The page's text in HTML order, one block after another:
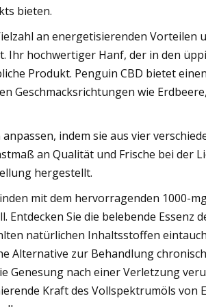
bieten.
an energetisierenden Vorteilen
Ihr hochwertiger Hanf, der in den
Produkt. Penguin CBD bietet
Geschmacksrichtungen wie
indem sie aus vier
an Qualität und Frische bei der
hergestellt.
mit dem hervorragenden 1000-
Sie die belebende Essenz
natürlichen Inhaltsstoffen
Alternative zur Behandlung
Genesung nach einer Verletzung
Kraft des Vollspektrumöls von